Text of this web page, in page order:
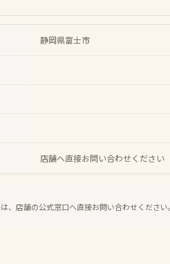
静岡県富士市
店舗へ直接お問い合わせください
、店舗の公式窓口へ直接お問い合わせくださ